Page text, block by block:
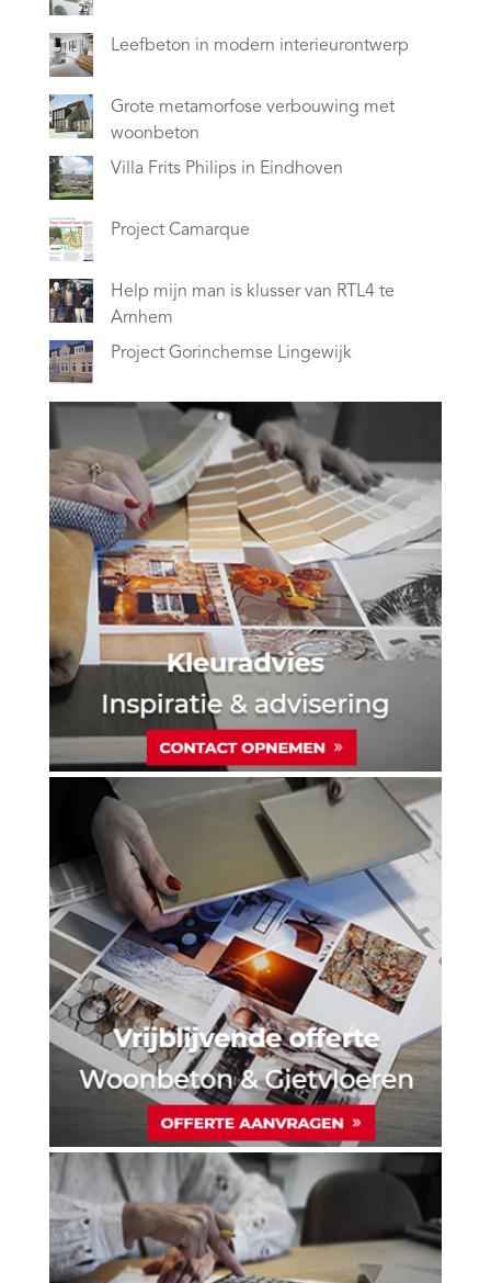
Leefbeton in modern interieurontwerp
Grote metamorfose verbouwing met
woonbeton
Villa Frits Philips in Eindhoven
Project Camarque
Help mijn man is klusser van RTL4 te
Arnhem
Project Gorinchemse Lingewijk